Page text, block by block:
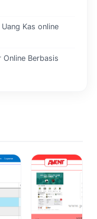
Kas online
Berbasis